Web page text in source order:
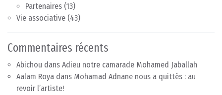
Partenaires (13)
Vie associative (43)
Commentaires récents
Abichou dans Adieu notre camarade Mohamed Jaballah
Aalam Roya dans Mohamad Adnane nous a quittés : au
revoir l’artiste!